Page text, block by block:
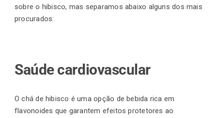
sobre o hibisco, mas separamos abaixo alguns dos mais
procurados:
Saúde cardiovascular
O chá de hibisco é uma opção de bebida rica em
flavonoides que garantem efeitos protetores ao